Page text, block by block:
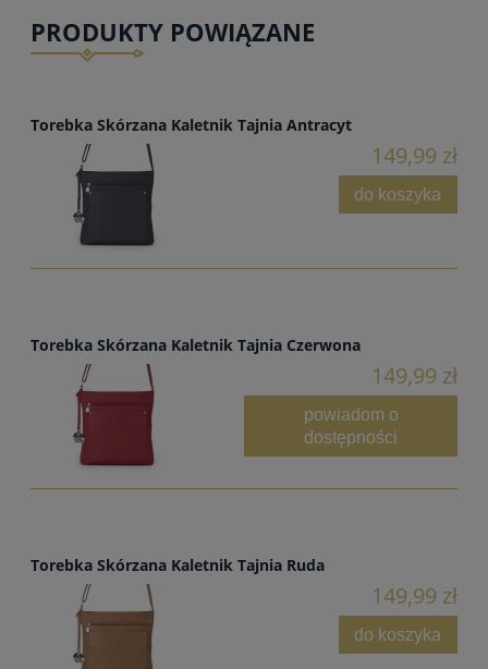
PRODUKTY POWIĄZANE
Torebka Skórzana Kaletnik Tajnia Antracyt
149,99 zł
do koszyka
Torebka Skórzana Kaletnik Tajnia Czerwona
149,99 zł
powiadom o
dostępności
Torebka Skórzana Kaletnik Tajnia Ruda
149,99 zł
do koszyka